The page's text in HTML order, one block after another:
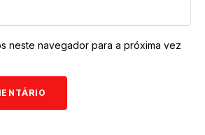
neste navegador para a próxima vez